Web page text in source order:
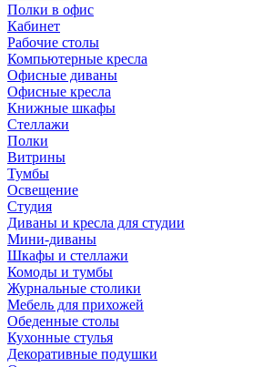
Полки в офис
Кабинет
Рабочие столы
Компьютерные кресла
Офисные диваны
Офисные кресла
Книжные шкафы
Стеллажи
Полки
Витрины
Тумбы
Освещение
Студия
Диваны и кресла для студии
Мини-диваны
Шкафы и стеллажи
Комоды и тумбы
Журнальные столики
Мебель для прихожей
Обеденные столы
Кухонные стулья
Декоративные подушки